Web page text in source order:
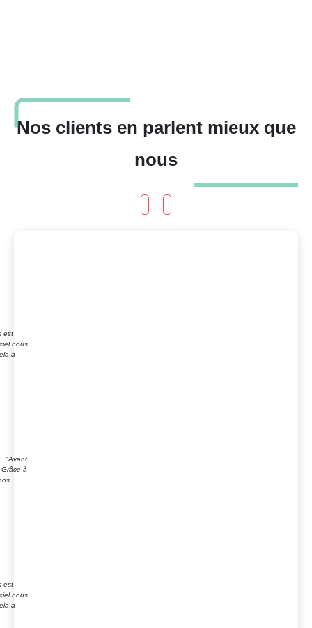
Nos clients en parlent mieux que
nous
est
nous
a
“Avant
à
est
nous
a